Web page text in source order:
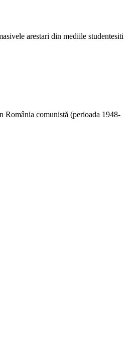
arestari din mediile studentesiti
România comunistă (perioada 1948-